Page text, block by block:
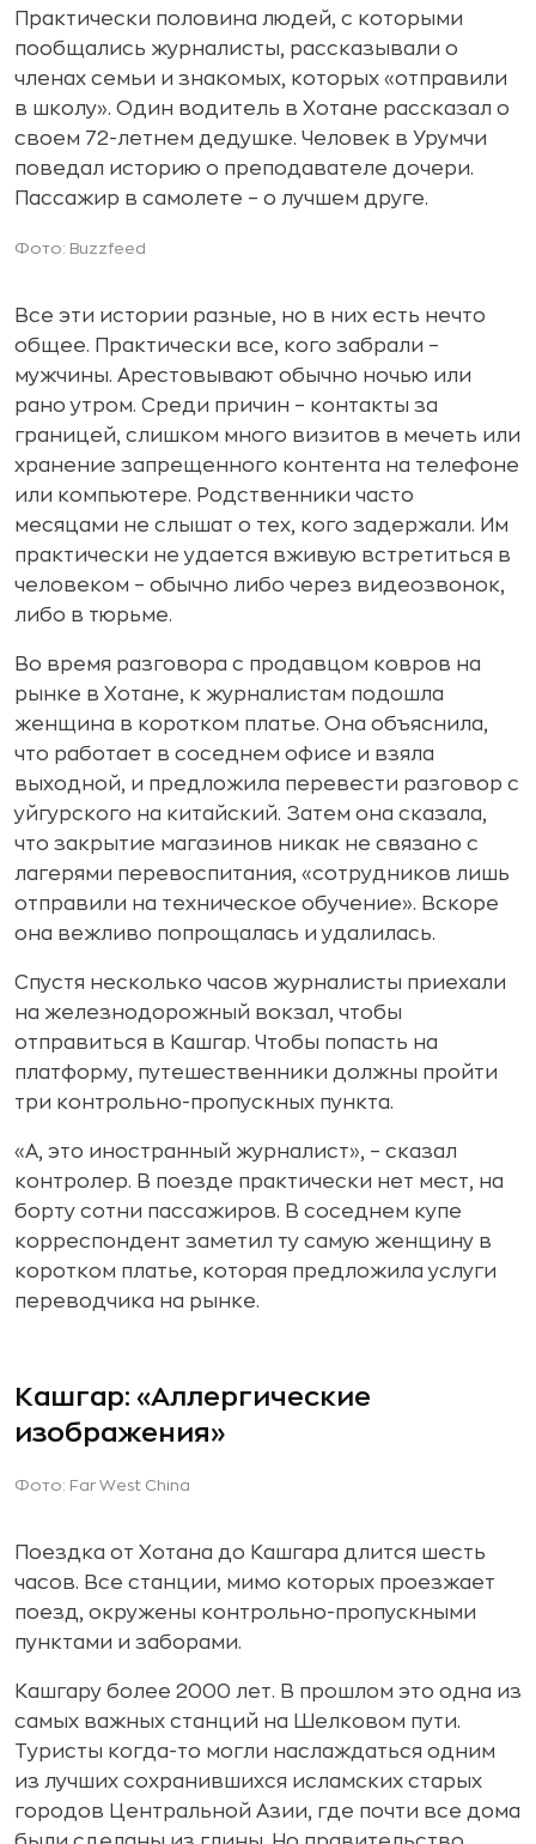
Практически половина людей, с которыми
пообщались журналисты, рассказывали о
членах семьи и знакомых, которых «отправили
в школу». Один водитель в Хотане рассказал о
своем 72-летнем дедушке. Человек в Урумчи
поведал историю о преподавателе дочери.
Пассажир в самолете – о лучшем друге.
Фото: Buzzfeed
Все эти истории разные, но в них есть нечто
общее. Практически все, кого забрали –
мужчины. Арестовывают обычно ночью или
рано утром. Среди причин – контакты за
границей, слишком много визитов в мечеть или
хранение запрещенного контента на телефоне
или компьютере. Родственники часто
месяцами не слышат о тех, кого задержали. Им
практически не удается вживую встретиться в
человеком – обычно либо через видеозвонок,
либо в тюрьме.
Во время разговора с продавцом ковров на
рынке в Хотане, к журналистам подошла
женщина в коротком платье. Она объяснила,
что работает в соседнем офисе и взяла
выходной, и предложила перевести разговор с
уйгурского на китайский. Затем она сказала,
что закрытие магазинов никак не связано с
лагерями перевоспитания, «сотрудников лишь
отправили на техническое обучение». Вскоре
она вежливо попрощалась и удалилась.
Спустя несколько часов журналисты приехали
на железнодорожный вокзал, чтобы
отправиться в Кашгар. Чтобы попасть на
платформу, путешественники должны пройти
три контрольно-пропускных пункта.
«А, это иностранный журналист», – сказал
контролер. В поезде практически нет мест, на
борту сотни пассажиров. В соседнем купе
корреспондент заметил ту самую женщину в
коротком платье, которая предложила услуги
переводчика на рынке.
Кашгар: «Аллергические
изображения»
Фото: Far West China
Поездка от Хотана до Кашгара длится шесть
часов. Все станции, мимо которых проезжает
поезд, окружены контрольно-пропускными
пунктами и заборами.
Кашгару более 2000 лет. В прошлом это одна из
самых важных станций на Шелковом пути.
Туристы когда-то могли наслаждаться одним
из лучших сохранившихся исламских старых
городов Центральной Азии, где почти все дома